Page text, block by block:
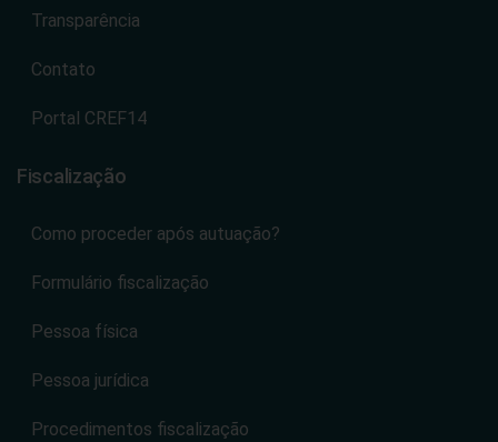
Transparência
Contato
Portal CREF14
Fiscalização
Como proceder após autuação?
Formulário fiscalização
Pessoa física
Pessoa jurídica
Procedimentos fiscalização